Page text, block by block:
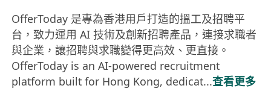
OfferToday 是專為香港用戶打造的搵工及招聘平
台，致力運用 AI 技術及創新招聘產品，連接求職者
與企業，讓招聘與求職變得更高效、更直接。
OfferToday is an AI-powered recruitment
platform built for Hong Kong, dedicat...查看更多